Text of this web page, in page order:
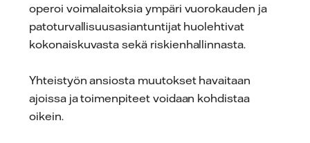
operoi voimalaitoksia ympäri vuorokauden ja
patoturvallisuusasiantuntijat huolehtivat
kokonaiskuvasta sekä riskienhallinnasta.
Yhteistyön ansiosta muutokset havaitaan
ajoissa ja toimenpiteet voidaan kohdistaa
oikein.